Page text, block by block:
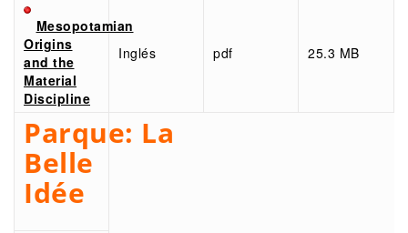
Mesopotamian
Origins
and the
Material
Discipline
Inglés pdf 25.3 MB
Parque: La
Belle
Idée